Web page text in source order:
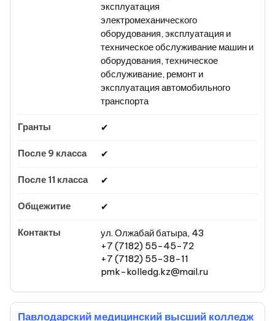
эксплуатация
электромеханического
оборудования, эксплуатация и
техническое обслуживание машин и
оборудования, техническое
обслуживание, ремонт и
эксплуатация автомобильного
транспорта
✔
✔
✔
✔
ул. Олжабай батыра, 43
+7 (7182) 55-45-72
+7 (7182) 55-38-11
pmk-kolledg.kz@mail.ru
Павлодарский медицинский высший колледж